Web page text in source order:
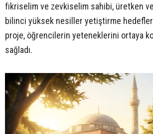
fikriselim ve zevkiselim sahibi, üretken
bilinci yüksek nesiller yetiştirme
proje, öğrencilerin yeteneklerini ortaya
sağladı.